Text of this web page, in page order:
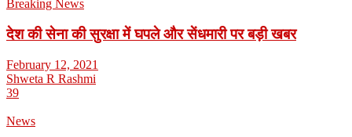
Breaking News
देश की सेना की सुरक्षा में घपले और सेंधमारी पर बड़ी खबर
February 12, 2021
Shweta R Rashmi
39
News